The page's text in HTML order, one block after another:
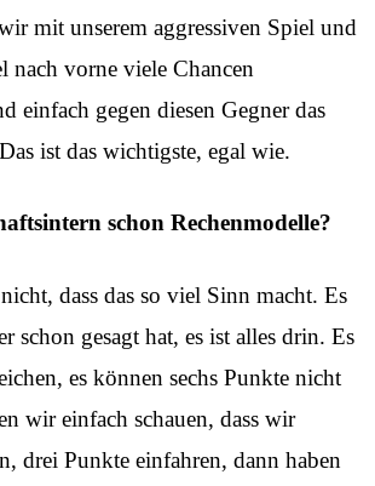
mit unserem aggressiven Spiel und
nach vorne viele Chancen
einfach gegen diesen Gegner das
ist das wichtigste, egal wie.
schon Rechenmodelle?
dass das so viel Sinn macht. Es
schon gesagt hat, es ist alles drin. Es
es können sechs Punkte nicht
wir einfach schauen, dass wir
drei Punkte einfahren, dann haben